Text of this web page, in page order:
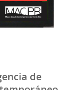
de